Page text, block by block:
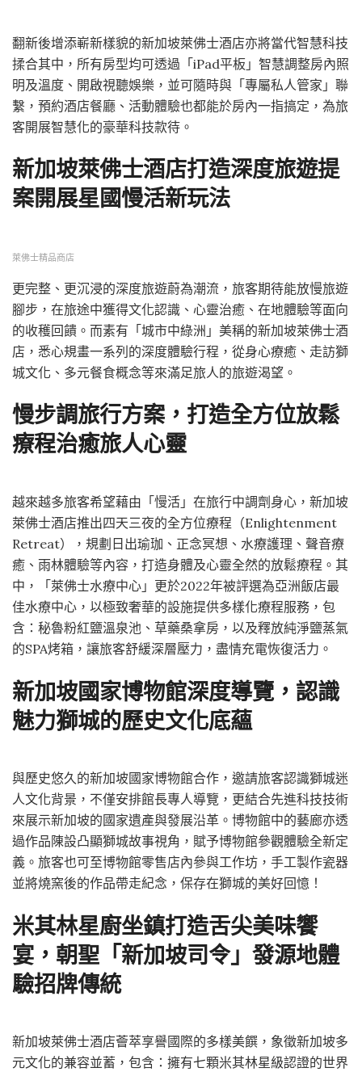
翻新後增添嶄新樣貌的新加坡萊佛士酒店亦將當代智慧科技
揉合其中，所有房型均可透過「iPad平板」智慧調整房內照
明及溫度、開啟視聽娛樂，並可隨時與「專屬私人管家」聯
繫，預約酒店餐廳、活動體驗也都能於房內一指搞定，為旅
客開展智慧化的豪華科技款待。
新加坡萊佛士酒店打造深度旅遊提
案開展星國慢活新玩法
萊佛士精品商店
更完整、更沉浸的深度旅遊蔚為潮流，旅客期待能放慢旅遊
腳步，在旅途中獲得文化認識、心靈治癒、在地體驗等面向
的收穫回饋。而素有「城市中綠洲」美稱的新加坡萊佛士酒
店，悉心規畫一系列的深度體驗行程，從身心療癒、走訪獅
城文化、多元餐食概念等來滿足旅人的旅遊渴望。
慢步調旅行方案，打造全方位放鬆
療程治癒旅人心靈
越來越多旅客希望藉由「慢活」在旅行中調劑身心，新加坡
萊佛士酒店推出四天三夜的全方位療程（Enlightenment
Retreat），規劃日出瑜珈、正念冥想、水療護理、聲音療
癒、雨林體驗等內容，打造身體及心靈全然的放鬆療程。其
中，「萊佛士水療中心」更於2022年被評選為亞洲飯店最
佳水療中心，以極致奢華的設施提供多樣化療程服務，包
含：秘魯粉紅鹽溫泉池、草藥桑拿房，以及釋放純淨鹽蒸氣
的SPA烤箱，讓旅客舒緩深層壓力，盡情充電恢復活力。
新加坡國家博物館深度導覽，認識
魅力獅城的歷史文化底蘊
與歷史悠久的新加坡國家博物館合作，邀請旅客認識獅城迷
人文化背景，不僅安排館長專人導覽，更結合先進科技技術
來展示新加坡的國家遺產與發展沿革。博物館中的藝廊亦透
過作品陳設凸顯獅城故事視角，賦予博物館參觀體驗全新定
義。旅客也可至博物館零售店內參與工作坊，手工製作瓷器
並將燒窯後的作品帶走紀念，保存在獅城的美好回憶！
米其林星廚坐鎮打造舌尖美味饗
宴，朝聖「新加坡司令」發源地體
驗招牌傳統
新加坡萊佛士酒店薈萃享譽國際的多樣美饌，象徵新加坡多
元文化的兼容並蓄，包含：擁有七顆米其林星級認證的世界